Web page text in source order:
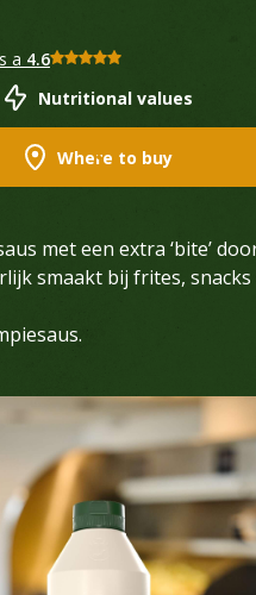
a 4.6
Nutritional values
Where to buy
met een extra ‘bite’
smaakt bij frites,